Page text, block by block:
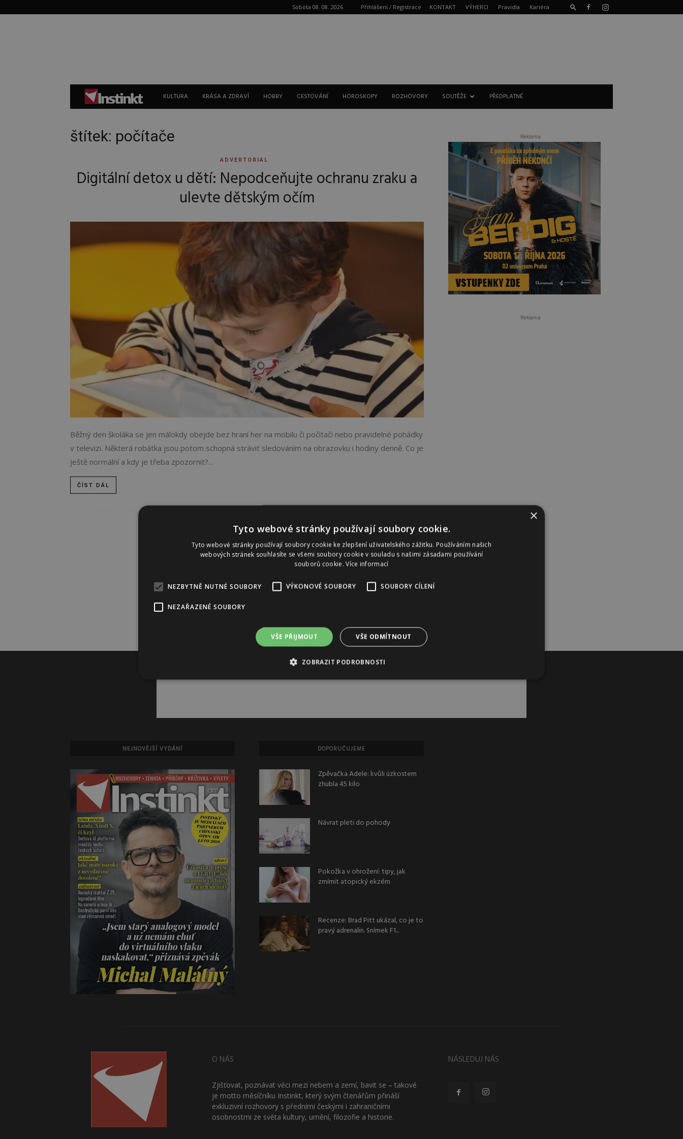
Sobota 08. 08. 2026 Přihlášení / Registrace KONTAKT VÝHERCI Pravidla Kariéra
Instinkt
KULTURA KRÁSA A ZDRAVÍ HOBBY CESTOVÁNÍ HOROSKOPY ROZHOVORY SOUTĚŽE PŘEDPLATNÉ
štítek: počítače
ADVERTORIAL
Digitální detox u dětí: Nepodceňujte ochranu zraku a
ulevte dětským očím
Běžný den školáka se jen málokdy obejde bez hraní her na mobilu či počítači nebo pravidelné pohádky
v televizi. Některá robátka jsou potom schopná strávit sledováním na obrazovku i hodiny denně. Co je
ještě normální a kdy je třeba zpozornit?...
ČÍST DÁL
Reklama
Reklama
Reklama
NEJNOVĚJŠÍ VYDÁNÍ DOPORUČUJEME
Zpěvačka Adele: kvůli úzkostem
zhubla 45 kilo
Návrat pleti do pohody
Pokožka v ohrožení: tipy, jak
zmírnit atopický ekzém
Recenze: Brad Pitt ukázal, co je to
pravý adrenalin. Snímek F1...
O NÁS
Zjišťovat, poznávat věci mezi nebem a zemí, bavit se – takové
je motto měsíčníku Instinkt, který svým čtenářům přináší
exkluzivní rozhovory s předními českými i zahraničními
osobnostmi ze světa kultury, umění, filozofie a historie.
NÁSLEDUJ NÁS
×
Tyto webové stránky používají soubory cookie.
Tyto webové stránky používají soubory cookie ke zlepšení uživatelského zážitku. Používáním našich
webových stránek souhlasíte se všemi soubory cookie v souladu s našimi zásadami používání
souborů cookie.Více informací
NEZBYTNĚ NUTNÉ SOUBORY VÝKONOVÉ SOUBORY SOUBORY CÍLENÍ
NEZAŘAZENÉ SOUBORY
VŠE PŘIJMOUT VŠE ODMÍTNOUT
ZOBRAZIT PODROBNOSTI